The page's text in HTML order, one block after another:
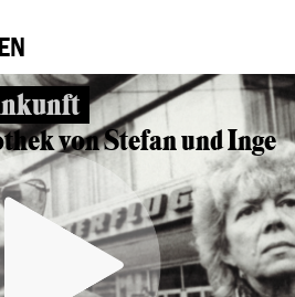
von Stefan und Inge